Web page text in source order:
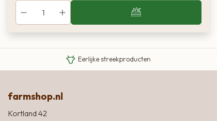
Eigen Limousin runderen
Eerlijke streekproducten
farmshop.nl
Kortland 42